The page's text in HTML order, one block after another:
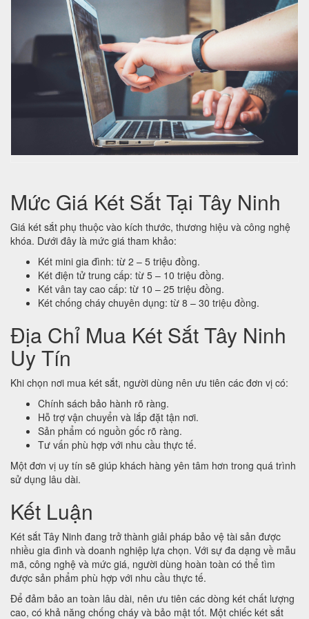
Mức Giá Két Sắt Tại Tây Ninh
Giá két sắt phụ thuộc vào kích thước, thương hiệu và công nghệ
khóa. Dưới đây là mức giá tham khảo:
Két mini gia đình: từ 2 – 5 triệu đồng.
Két điện tử trung cấp: từ 5 – 10 triệu đồng.
Két vân tay cao cấp: từ 10 – 25 triệu đồng.
Két chống cháy chuyên dụng: từ 8 – 30 triệu đồng.
Địa Chỉ Mua Két Sắt Tây Ninh
Uy Tín
Khi chọn nơi mua két sắt, người dùng nên ưu tiên các đơn vị có:
Chính sách bảo hành rõ ràng.
Hỗ trợ vận chuyển và lắp đặt tận nơi.
Sản phẩm có nguồn gốc rõ ràng.
Tư vấn phù hợp với nhu cầu thực tế.
Một đơn vị uy tín sẽ giúp khách hàng yên tâm hơn trong quá trình
sử dụng lâu dài.
Kết Luận
Két sắt Tây Ninh đang trở thành giải pháp bảo vệ tài sản được
nhiều gia đình và doanh nghiệp lựa chọn. Với sự đa dạng về mẫu
mã, công nghệ và mức giá, người dùng hoàn toàn có thể tìm
được sản phẩm phù hợp với nhu cầu thực tế.
Để đảm bảo an toàn lâu dài, nên ưu tiên các dòng két chất lượng
cao, có khả năng chống cháy và bảo mật tốt. Một chiếc két sắt